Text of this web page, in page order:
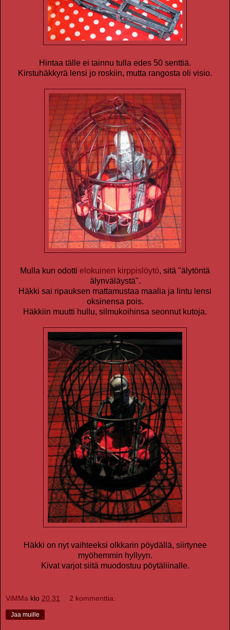
Hintaa tälle ei tainnu tulla edes 50 senttiä.
Kirstuhäkkyrä lensi jo roskiin, mutta rangosta oli visio.
Mulla kun odotti elokuinen kirppislöytö, sitä "älytöntä
älynväläystä".
Häkki sai ripauksen mattamustaa maalia ja lintu lensi
oksinensa pois.
Häkkiin muutti hullu, silmukoihinsa seonnut kutoja.
Häkki on nyt vaihteeksi olkkarin pöydällä, siirtynee
myöhemmin hyllyyn.
Kivat varjot siitä muodostuu pöytäliinalle.
ViMMa klo 20.31 2 kommenttia:
Jaa muille